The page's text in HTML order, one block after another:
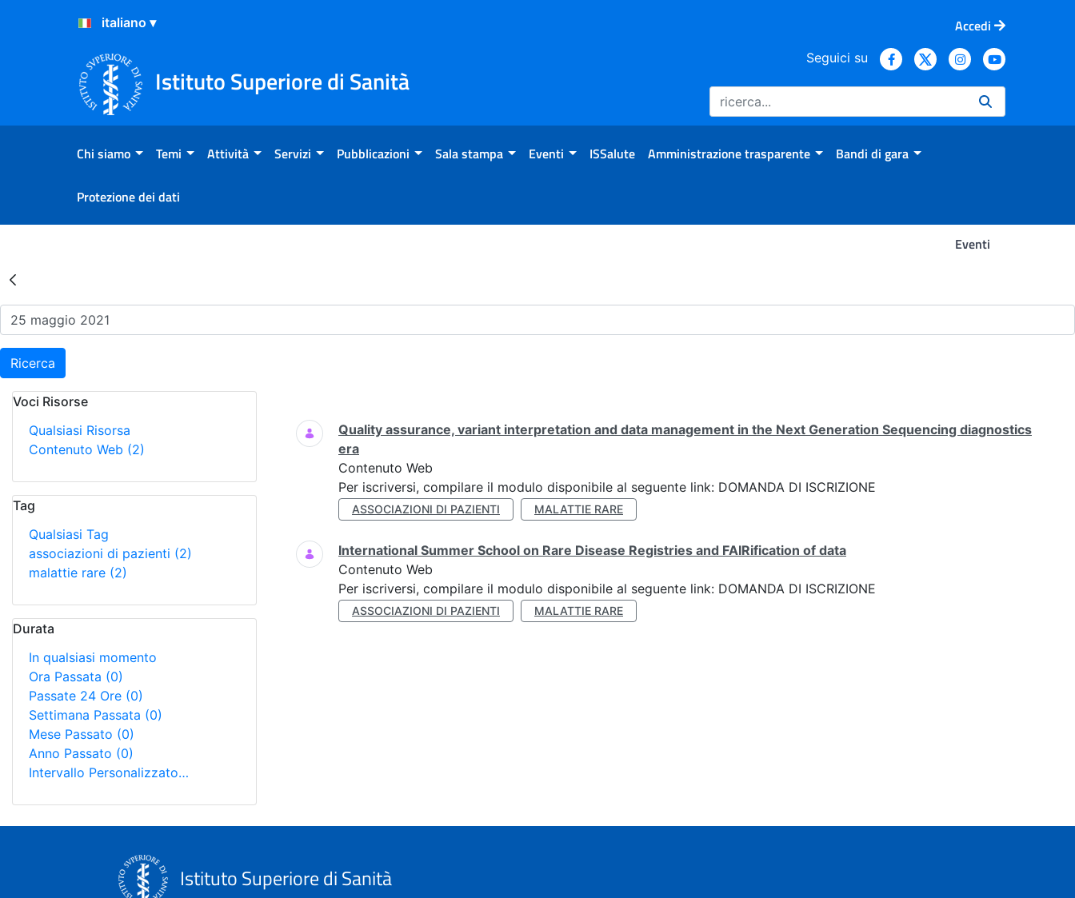
Salta al Contenuto
Salta al Footer
Accedi
Istituto Superiore di Sanità
Seguici su
Chi siamo Temi Attività Servizi Pubblicazioni Sala stampa Eventi ISSalute Amministrazione trasparente Bandi di gara
Protezione dei dati
Eventi
Risultati della Ricerca - Eventi
Ricerca
Voci Risorse
Qualsiasi Risorsa
Contenuto Web (2)
Tag
Qualsiasi Tag
associazioni di pazienti (2)
malattie rare (2)
Durata
In qualsiasi momento
Ora Passata (0)
Passate 24 Ore (0)
Settimana Passata (0)
Mese Passato (0)
Anno Passato (0)
Intervallo Personalizzato…
Ricerca
Quality assurance, variant interpretation and data management in the Next Generation Sequencing diagnostics
era
Contenuto Web
Per iscriversi, compilare il modulo disponibile al seguente link: DOMANDA DI ISCRIZIONE
ASSOCIAZIONI DI PAZIENTI MALATTIE RARE
International Summer School on Rare Disease Registries and FAIRification of data
Contenuto Web
Per iscriversi, compilare il modulo disponibile al seguente link: DOMANDA DI ISCRIZIONE
ASSOCIAZIONI DI PAZIENTI MALATTIE RARE
Istituto Superiore di Sanità